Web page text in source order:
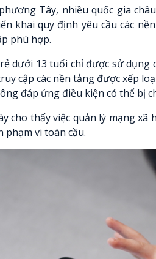
Tây, nhiều quốc gia
khai quy định yêu cầu các
phù hợp.
dưới 13 tuổi chỉ được sử
cập các nền tảng được xếp
đáp ứng điều kiện có thể bị
cho thấy việc quản lý mạng
vi toàn cầu.